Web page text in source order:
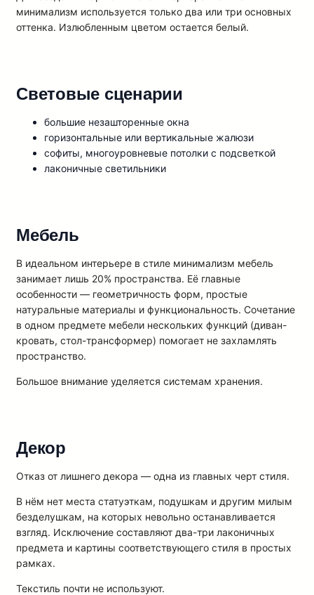
минимализм используется только два или три основных
оттенка. Излюбленным цветом остается белый.
Световые сценарии
большие незашторенные окна
горизонтальные или вертикальные жалюзи
софиты, многоуровневые потолки с подсветкой
лаконичные светильники
Мебель
В идеальном интерьере в стиле минимализм мебель
занимает лишь 20% пространства. Её главные
особенности — геометричность форм, простые
натуральные материалы и функциональность. Сочетание
в одном предмете мебели нескольких функций (диван-
кровать, стол-трансформер) помогает не захламлять
пространство.
Большое внимание уделяется системам хранения.
Декор
Отказ от лишнего декора — одна из главных черт стиля.
В нём нет места статуэткам, подушкам и другим милым
безделушкам, на которых невольно останавливается
взгляд. Исключение составляют два-три лаконичных
предмета и картины соответствующего стиля в простых
рамках.
Текстиль почти не используют.